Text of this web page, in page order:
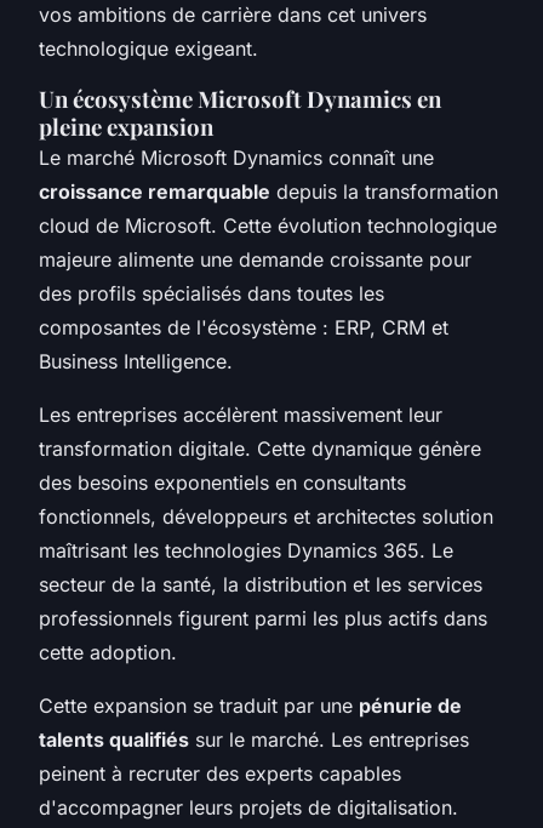
vos ambitions de carrière dans cet univers
technologique exigeant.
Un écosystème Microsoft Dynamics en
pleine expansion
Le marché Microsoft Dynamics connaît une
croissance remarquable depuis la transformation
cloud de Microsoft. Cette évolution technologique
majeure alimente une demande croissante pour
des profils spécialisés dans toutes les
composantes de l'écosystème : ERP, CRM et
Business Intelligence.
Les entreprises accélèrent massivement leur
transformation digitale. Cette dynamique génère
des besoins exponentiels en consultants
fonctionnels, développeurs et architectes solution
maîtrisant les technologies Dynamics 365. Le
secteur de la santé, la distribution et les services
professionnels figurent parmi les plus actifs dans
cette adoption.
Cette expansion se traduit par une pénurie de
talents qualifiés sur le marché. Les entreprises
peinent à recruter des experts capables
d'accompagner leurs projets de digitalisation.